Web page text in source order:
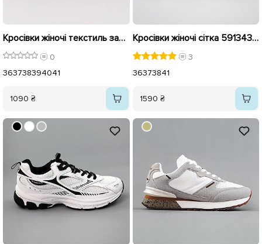
Кросівки жіночі текстиль замш сітка 595940 Чорний з коричневим
0
363738394041
1090 ₴
Кросівки жіночі сітка 591343 Сірі
3
36373841
1590 ₴